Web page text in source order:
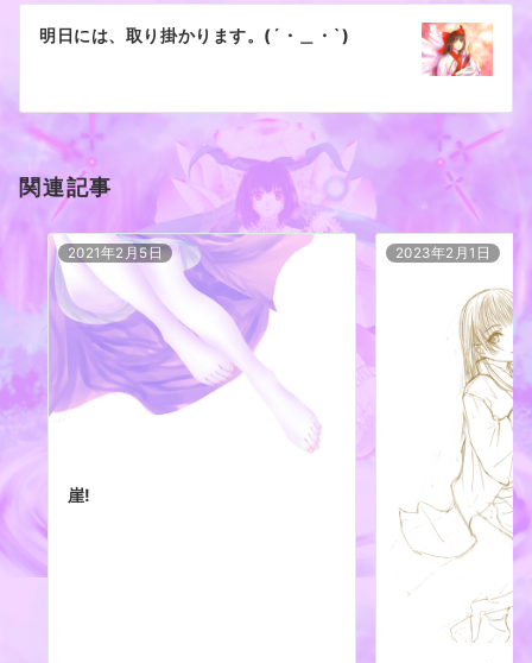
ン
明日には、取り掛かります。(´・＿・`)
関連記事
2021年2月5日
崖!
2023年2月1日